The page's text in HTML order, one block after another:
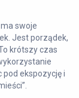
swoje
Jest porządek,
krótszy czas
pod ekspozycję i